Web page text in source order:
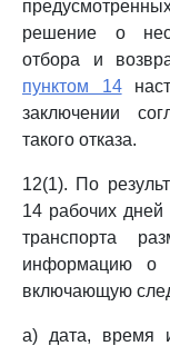
решение о
отбора и
пунктом 14
заключении
такого отказа.
12(1). По
14 рабочих дней
транспорта
информацию о
включающую
а) дата, время